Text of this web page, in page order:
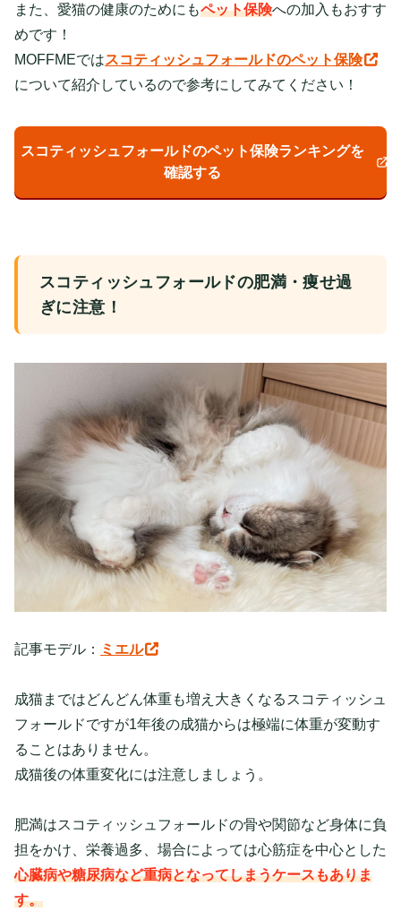
また、愛猫の健康のためにもペット保険への加入もおすす
めです！
MOFFMEではスコティッシュフォールドのペット保険
について紹介しているので参考にしてみてください！
スコティッシュフォールドのペット保険ランキングを
確認する
スコティッシュフォールドの肥満・痩せ過
ぎに注意！
記事モデル： ミエル
成猫まではどんどん体重も増え大きくなるスコティッシュ
フォールドですが1年後の成猫からは極端に体重が変動す
ることはありません。
成猫後の体重変化には注意しましょう。
肥満はスコティッシュフォールドの骨や関節など身体に負
担をかけ、栄養過多、場合によっては心筋症を中心とした
心臓病や糖尿病など重病となってしまうケースもありま
す。